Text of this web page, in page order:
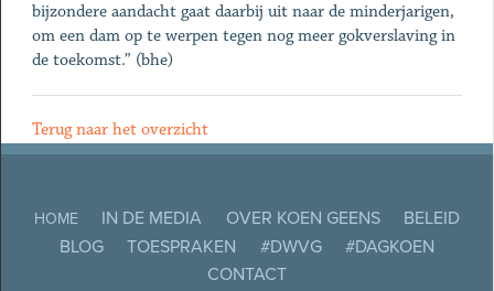
bijzondere aandacht gaat daarbij uit naar de minderjarigen,
om een dam op te werpen tegen nog meer gokverslaving in
de toekomst.” (bhe)
Terug naar het overzicht
HOME IN DE MEDIA OVER KOEN GEENS
BELEID
BLOG
TOESPRAKEN #DWVG
#DAGKOEN
CONTACT